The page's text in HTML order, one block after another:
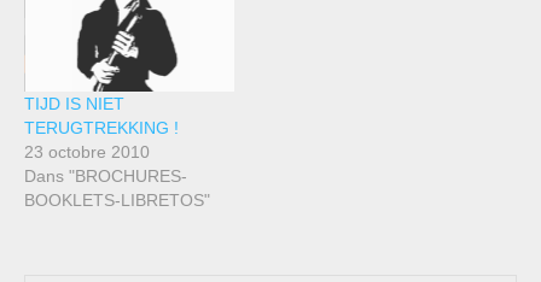
arbeider (verplicht om de
voorwaarden…
TIJD IS NIET
TERUGTREKKING !
23 octobre 2010
Dans "BROCHURES-
BOOKLETS-LIBRETOS"